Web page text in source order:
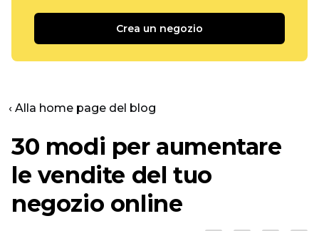
Crea un negozio
‹ Alla home page del blog
30 modi per aumentare
le vendite del tuo
negozio online